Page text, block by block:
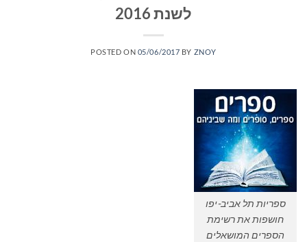
לשנת 2016
POSTED ON 05/06/2017 BY ZNOY
ספריות תל אביב-יפו
חושפות את רשימת
הספרים המושאלים